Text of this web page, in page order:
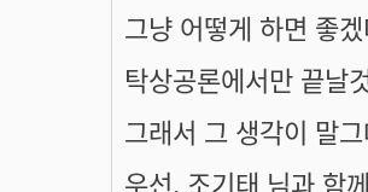
그냥 어떻게 하면 좋
탁상공론에서만 끝날
그래서 그 생각이 말
우선, 조기태 님과 함